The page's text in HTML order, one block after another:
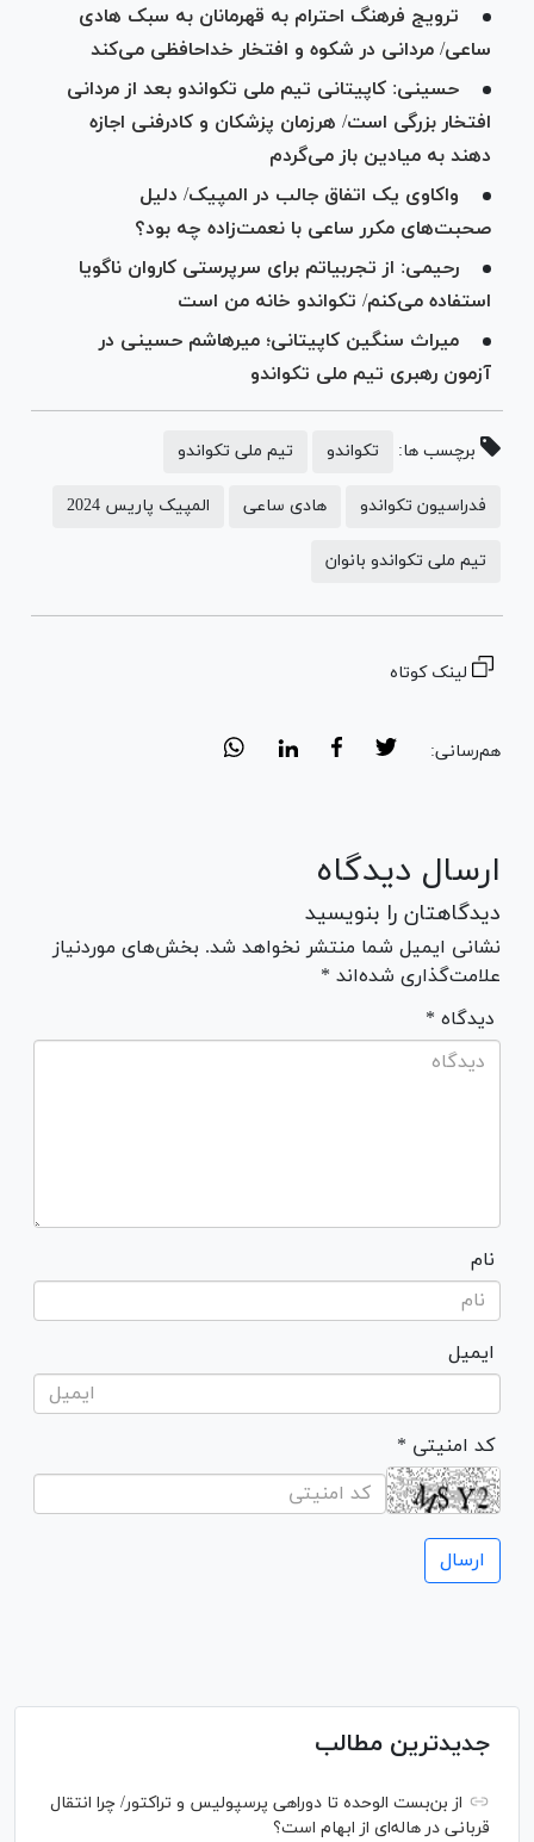
ترویج فرهنگ احترام به قهرمانان به سبک هادی
ساعی/ مردانی در شکوه و افتخار خداحافظی می‌کند
حسینی: کاپیتانی تیم ملی تکواندو بعد از مردانی
افتخار بزرگی است/ هرزمان پزشکان و کادرفنی اجازه
دهند به میادین باز می‌گردم
واکاوی یک اتفاق جالب در المپیک/ دلیل
صحبت‌های مکرر ساعی با نعمت‌زاده چه بود؟
رحیمی: از تجربیاتم برای سرپرستی کاروان ناگویا
استفاده می‌کنم/ تکواندو خانه من است
میراث سنگین کاپیتانی؛ میرهاشم حسینی در
آزمون رهبری تیم ملی تکواندو
برچسب ها: تکواندو تیم ملی تکواندو
فدراسیون تکواندو هادی ساعی المپیک پاریس 2024
تیم ملی تکواندو بانوان
لینک کوتاه
هم‌رسانی:
ارسال دیدگاه
دیدگاهتان را بنویسید
نشانی ایمیل شما منتشر نخواهد شد. بخش‌های موردنیاز
علامت‌گذاری شده‌اند *
* دیدگاه
نام
ایمیل
* کد امنیتی
جدیدترین مطالب
از بن‌بست الوحده تا دوراهی پرسپولیس و تراکتور/ چرا انتقال
قربانی در هاله‌ای از ابهام است؟